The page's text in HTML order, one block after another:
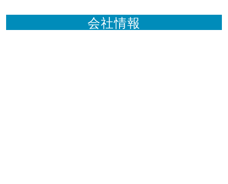
会社情報